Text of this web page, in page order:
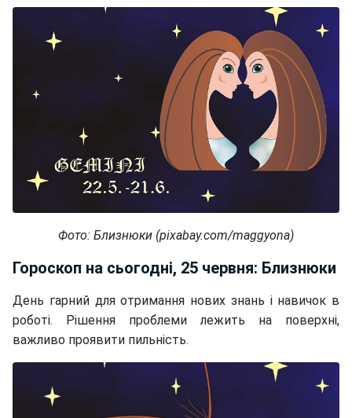
Фото: Близнюки (pixabay.com/maggyona)
Гороскоп на сьогодні, 25 червня: Близнюки
День гарний для отримання нових знань і навичок в
роботі. Рішення проблеми лежить на поверхні,
важливо проявити пильність.